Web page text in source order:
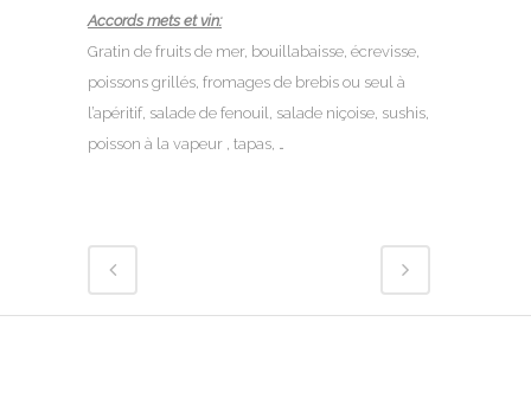
Accords mets et vin:
Gratin de fruits de mer, bouillabaisse, écrevisse,
poissons grillés, fromages de brebis ou seul à
l’apéritif, salade de fenouil, salade niçoise, sushis,
poisson à la vapeur , tapas, …